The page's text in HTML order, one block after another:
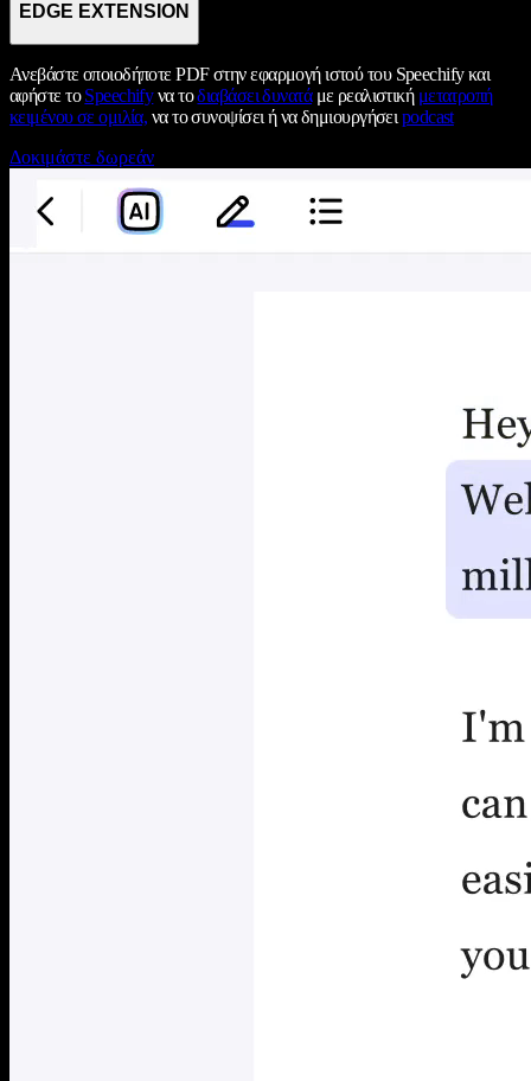
EDGE EXTENSION
Ανεβάστε οποιοδήποτε PDF στην εφαρμογή ιστού του Speechify και
αφήστε τοSpeechifyνα τοδιαβάσει δυνατάμε ρεαλιστική μετατροπή
κειμένου σε ομιλία, να το συνοψίσει ή να δημιουργήσει podcast
Δοκιμάστε δωρεάν